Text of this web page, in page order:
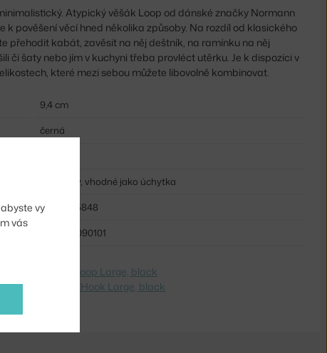
Atypický věšák Loop od dánské značky Normann
k pověšení věcí hned několika způsoby. Na rozdíl od klasického
přehodit kabát, zavěsit na něj deštník, na ramínku na něj
či šaty nebo jím v kuchyni třeba provléct utěrku. Je k dispozici v
které mezi sebou můžete libovolně kombinovat.
9,4 cm
černá
nástěnný, vhodné jako úchytka
NCP-605848
5712396090101
na
Vešiak Loop Large, black
Switch to
Loop Hook Large, black
vy
vás